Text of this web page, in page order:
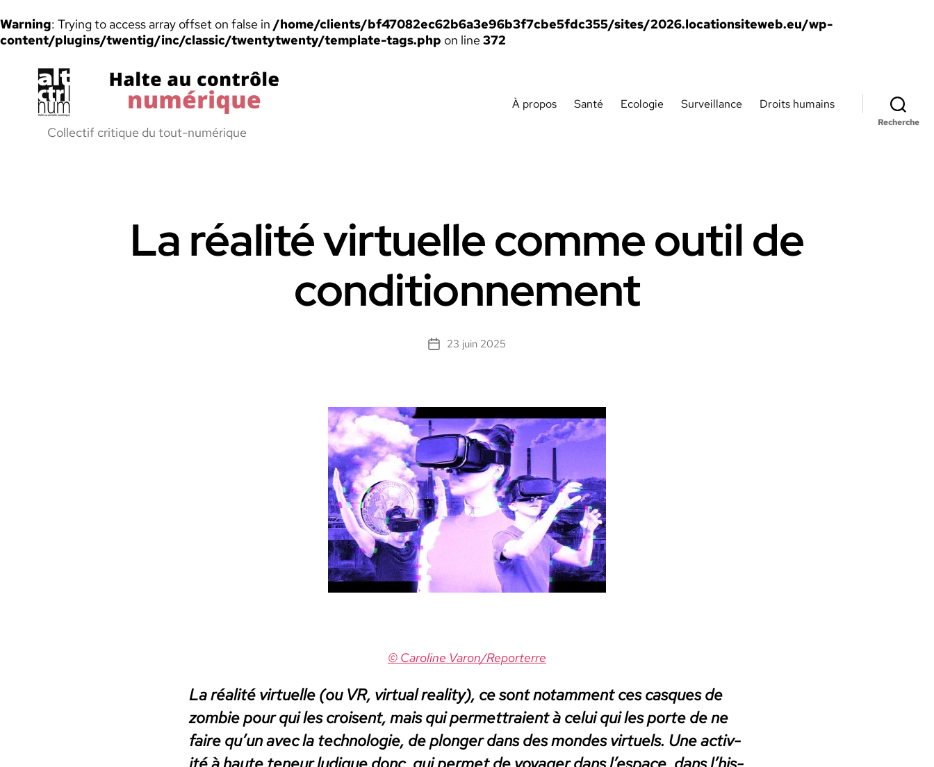
Warning: Trying to access array offset on false in /home/clients/bf47082ec62b6a3e96b3f7cbe5fdc355/sites/2026.locationsiteweb.eu/wp-
content/plugins/twentig/inc/classic/twentytwenty/template-tags.php on line372
Halte
Collectif critique du tout-numérique
À propos Santé Ecologie Surveillance Droits humains
Recherche
La réalité virtuelle comme outil de
conditionnement
Date23 juin 2025
© Car­o­line Varon/Reporterre
La réal­ité virtuelle (ou VR, vir­tu­al real­i­ty), ce sont notam­ment ces casques de
zom­bie pour qui les croisent, mais qui per­me­t­traient à celui qui les porte de ne
faire qu’un avec la tech­nolo­gie, de plonger dans des mon­des virtuels. Une activ­